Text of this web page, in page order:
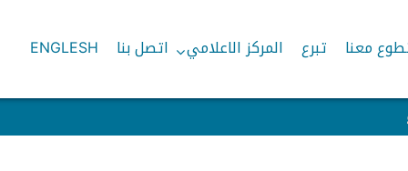
معنا تبرع المركز الاعلامي اتصل بنا ENGLESH